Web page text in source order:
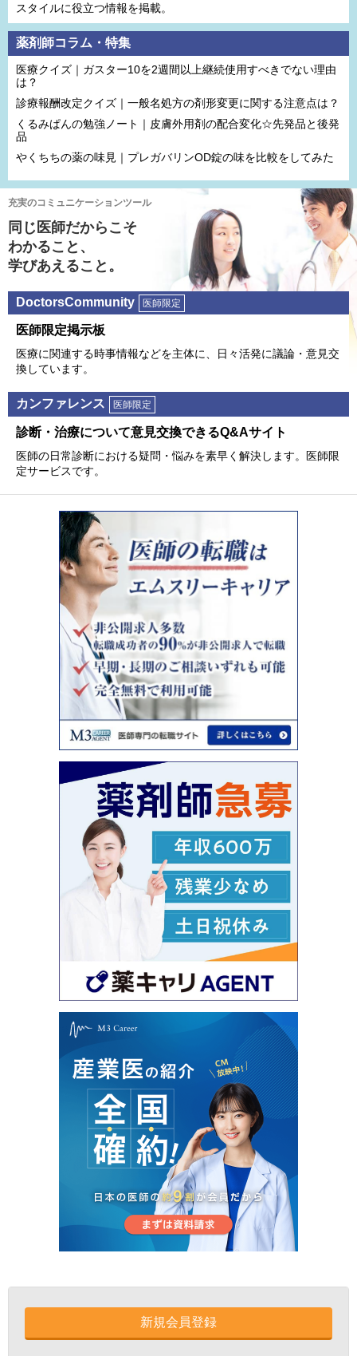
スタイルに役立つ情報を掲載。
薬剤師コラム・特集
医療クイズ｜ガスター10を2週間以上継続使用すべきでない理由
は？
診療報酬改定クイズ｜一般名処方の剤形変更に関する注意点は？
くるみぱんの勉強ノート｜皮膚外用剤の配合変化☆先発品と後発
品
やくちちの薬の味見｜プレガバリンOD錠の味を比較をしてみた
充実のコミュニケーションツール
同じ医師だからこそ
わかること、
学びあえること。
DoctorsCommunity 医師限定
医師限定掲⽰板
医療に関連する時事情報などを主体に、⽇々活発に議論・意⾒交
換しています。
カンファレンス 医師限定
診断・治療について意⾒交換できるQ&Aサイト
医師の⽇常診断における疑問・悩みを素早く解決します。医師限
定サービスです。
新規会員登録